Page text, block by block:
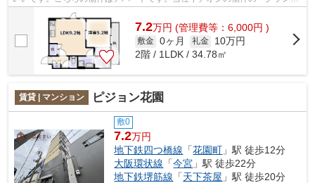
シフィックパインスクエア」。ぜひ一度...
7.2万円 (管理費等：6,000円 )
敷金 0ヶ月 礼金
10万円
2階 / 1LDK / 34.78㎡
賃貸 | マンション ピジョン花園
敷0
7.2万円
地下鉄四つ橋線 「花園町 」駅 徒歩12分
大阪環状線 「今宮 」駅 徒歩22分
地下鉄堺筋線 「天下茶屋 」駅 徒歩20分